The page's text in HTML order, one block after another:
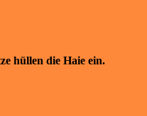
hüllen die Haie ein.